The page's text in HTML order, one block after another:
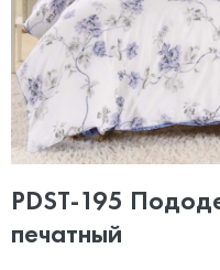
PDST-195
печатный